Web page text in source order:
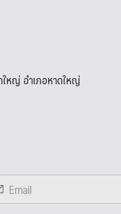
หญ่ อำเภอหาดใหญ่